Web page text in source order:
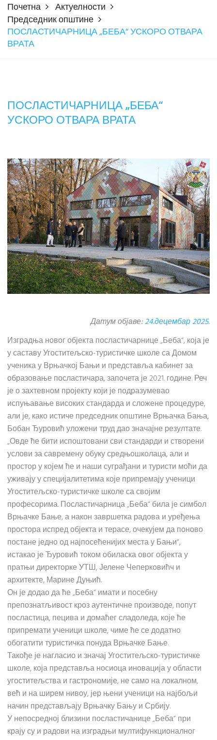
Почетна
Актуелности
Председник општине
ПОСЛАСТИЧАРНИЦА „БЕБА“ УСКОРО ОТВАРА
ВРАТА
ПОСЛАСТИЧАРНИЦА „БЕБА“
УСКОРО ОТВАРА ВРАТА
Датум објаве:24.децембар 2025.
Изградња новог објекта посластичарнице „Беба“, која је
у саставу Угоститељско-туристичке школе са Домом
ученика у Врњачкој Бањи и представља кабинет за
образовање посластичара, започета је 2021. године. Реч
је о захтевном пројекту који је подразумевао
испуњавање високих стандарда и сложене процедуре,
али је, како истиче председник општине Врњачка Бања,
Бобан Ђуровић уложени труд дао значајне резултате.
„Овде ће бити испоштовани сви стандарди и створени
услови за савремену обуку средњошколаца, али и
простор у којем ће и наши суграђани и туристи моћи да
уживају у специјалитетима које припремају ученици
Угоститељско-туристичке школе са својим
професорима. Посластичарница „Беба“ била је симбол
Врњачке Бање, а након завршетка радова и уређења
простора испред објекта и терасе, очекујем да поново
постане једно од најпосећенијих места у Бањи“,
истакао је Ђуровић током обиласка овог објекта у
пратњи директорке УТШ, Јелене Чеперковићч и
архитекте, Марине Дуњић.
Он је додао да ће „Беба“ имати и посебну
препознатљивост кроз аутентичне производе, попут
посластица, пецива и домаћег сладоледа, које ће
припремати ученици школе, чиме ће се додатно
обогатити туристичка понуда Врњачке Бање.
Такође је нагласио и значај Угоститељско-туристичке
школе, која представља носиоца иновација у области
угоститељства и гастрономије, не само на локалном,
већ и на ширем нивоу, јер њени ученици на најбољи
начин представљају Врњачку Бању и Србију.
У непосредној близини посластичанице „Беба“ при
крају су и радови на изградњи мултифункционалног